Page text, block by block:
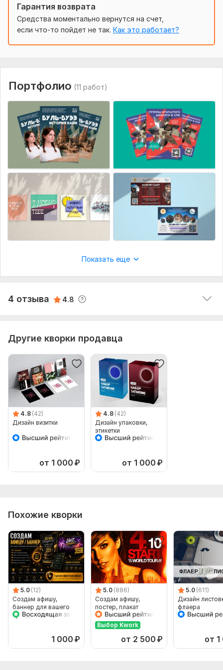
Гарантия возврата
Средства моментально вернутся на счет,
если что-то пойдет не так. Как это работает?
Портфолио (11 работ)
Показать еще
4 отзыва 4.8
B Bobrovmm 8 месяцев назад
Оперативно и профессионально! Спасибо!
aiu_veni_vedi_vici 1 год назад
Хорошая работа, обычно заказываем у другого
дизайнера афиши для нашего коллектива, но
сейчас он в отпуске и мы воспользовались
предложением Анастасии, спасибо за работу!
O ognelight 2 года назад
Другие кворки продавца
4.8 (42)
Дизайн визитки
от 1 000 ₽
4.8 (42)
Дизайн упаковки,
этикетки
от 1 000 ₽
Похожие кворки
5.0 (12)
Создам афишу,
баннер для вашего
праздника или
1 000 ₽
5.0 (886)
Создам афишу,
постер, плакат
Выбор Kwork
от 2 500 ₽
5.0 (611)
Дизайн
флаера
от